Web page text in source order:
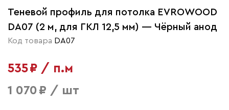
Теневой профиль для потолка EVROWOOD
DA07 (2 м, для ГКЛ 12,5 мм) — Чёрный анод
Код товара DA07
535 ₽ / п.м
1 070 ₽ / шт